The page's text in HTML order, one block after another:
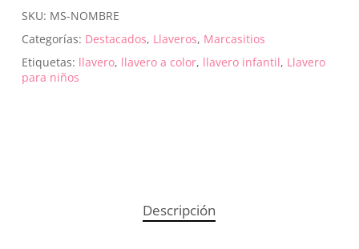
SKU: MS-NOMBRE
Categorías: Destacados, Llaveros, Marcasitios
Etiquetas: llavero, llavero a color, llavero infantil, Llavero
para niños
Descripción